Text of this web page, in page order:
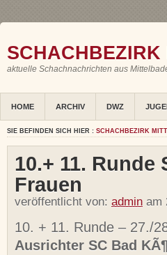
aktuelle Schachnachrichten aus
HOME ARCHIV DWZ
SIE BEFINDEN SICH HIER : SCHACHBEZIRK
10.+ 11.
Frauen
veröffentlicht von: admin am
10. + 11. Runde – 27./
Ausrichter SC Bad